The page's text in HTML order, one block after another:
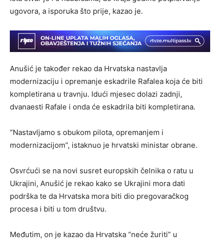
ugovora, a isporuka što prije, kazao je.
Anušić je također rekao da Hrvatska nastavlja
modernizaciju i opremanje eskadrile Rafalea koja će biti
kompletirana u travnju. Idući mjesec dolazi zadnji,
dvanaesti Rafale i onda će eskadrila biti kompletirana.
“Nastavljamo s obukom pilota, opremanjem i
modernizacijom”, istaknuo je hrvatski ministar obrane.
Osvrćući se na novi susret europskih čelnika o ratu u
Ukrajini, Anušić je rekao kako se Ukrajini mora dati
podrška te da Hrvatska mora biti dio pregovaračkog
procesa i biti u tom društvu.
Međutim, on je kazao da Hrvatska “neće žuriti” u